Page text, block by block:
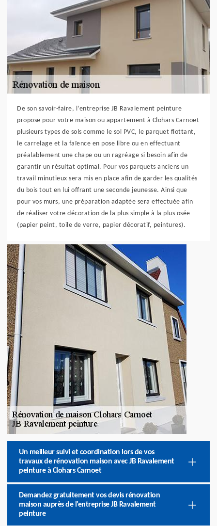
De son savoir-faire, l’entreprise JB Ravalement peinture
propose pour votre maison ou appartement à Clohars Carnoet
plusieurs types de sols comme le sol PVC, le parquet flottant,
le carrelage et la faïence en pose libre ou en effectuant
préalablement une chape ou un ragréage si besoin afin de
garantir un résultat optimal. Pour vos parquets anciens un
travail minutieux sera mis en place afin de garder les qualités
du bois tout en lui offrant une seconde jeunesse. Ainsi que
pour vos murs, une préparation adaptée sera effectuée afin
de réaliser votre décoration de la plus simple à la plus osée
(papier peint, toile de verre, papier décoratif, peintures).
Un meilleur suivi et coordination lors de vos
travaux de rénovation maison avec JB Ravalement
peinture à Clohars Carnoet
Demandez gratuitement vos devis rénovation
maison auprès de l’entreprise JB Ravalement
peinture